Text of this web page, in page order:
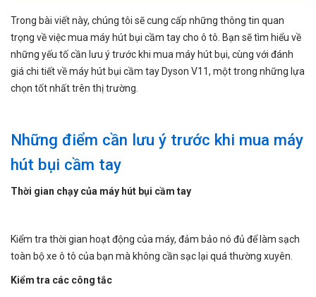
Trong bài viết này, chúng tôi sẽ cung cấp những thông tin quan
trọng về việc mua máy hút bụi cầm tay cho ô tô. Bạn sẽ tìm hiểu về
những yếu tố cần lưu ý trước khi mua máy hút bụi, cùng với đánh
giá chi tiết về máy hút bụi cầm tay Dyson V11, một trong những lựa
chọn tốt nhất trên thị trường.
Những điểm cần lưu ý trước khi mua máy
hút bụi cầm tay
Thời gian chạy của máy hút bụi cầm tay
Kiểm tra thời gian hoạt động của máy, đảm bảo nó đủ để làm sạch
toàn bộ xe ô tô của bạn mà không cần sạc lại quá thường xuyên.
Kiểm tra các công tắc